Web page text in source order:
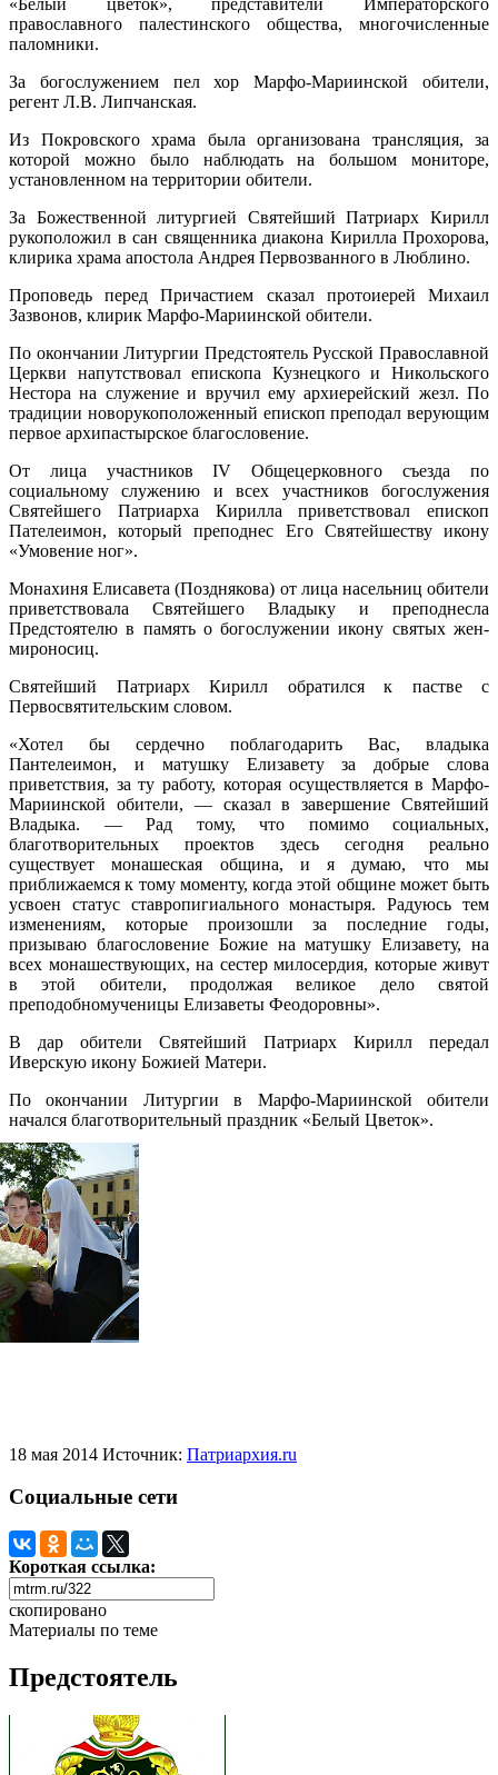
православного палестинского общества, многочисленные
паломники.
За богослужением пел хор Марфо-Мариинской обители,
регент Л.В. Липчанская.
Из Покровского храма была организована трансляция, за
которой можно было наблюдать на большом мониторе,
установленном на территории обители.
За Божественной литургией Святейший Патриарх Кирилл
рукоположил в сан священника диакона Кирилла Прохорова,
клирика храма апостола Андрея Первозванного в Люблино.
Проповедь перед Причастием сказал протоиерей Михаил
Зазвонов, клирик Марфо-Мариинской обители.
По окончании Литургии Предстоятель Русской Православной
Церкви напутствовал епископа Кузнецкого и Никольского
Нестора на служение и вручил ему архиерейский жезл. По
традиции новорукоположенный епископ преподал верующим
первое архипастырское благословение.
От лица участников IV Общецерковного съезда по
социальному служению и всех участников богослужения
Святейшего Патриарха Кирилла приветствовал епископ
Пателеимон, который преподнес Его Святейшеству икону
«Умовение ног».
Монахиня Елисавета (Позднякова) от лица насельниц обители
приветствовала Святейшего Владыку и преподнесла
Предстоятелю в память о богослужении икону святых жен-
мироносиц.
Святейший Патриарх Кирилл обратился к пастве с
Первосвятительским словом.
«Хотел бы сердечно поблагодарить Вас, владыка
Пантелеимон, и матушку Елизавету за добрые слова
приветствия, за ту работу, которая осуществляется в Марфо-
Мариинской обители, — сказал в завершение Святейший
Владыка. — Рад тому, что помимо социальных,
благотворительных проектов здесь сегодня реально
существует монашеская община, и я думаю, что мы
приближаемся к тому моменту, когда этой общине может быть
усвоен статус ставропигиального монастыря. Радуюсь тем
изменениям, которые произошли за последние годы,
призываю благословение Божие на матушку Елизавету, на
всех монашествующих, на сестер милосердия, которые живут
в этой обители, продолжая великое дело святой
преподобномученицы Елизаветы Феодоровны».
В дар обители Святейший Патриарх Кирилл передал
Иверскую икону Божией Матери.
По окончании Литургии в Марфо-Мариинской обители
начался благотворительный праздник «Белый Цветок».
Распечатать
Фото
18 мая 2014 Источник: Патриархия.ru
Социальные сети
Короткая ссылка:
скопировано
Материалы по теме
Предстоятель